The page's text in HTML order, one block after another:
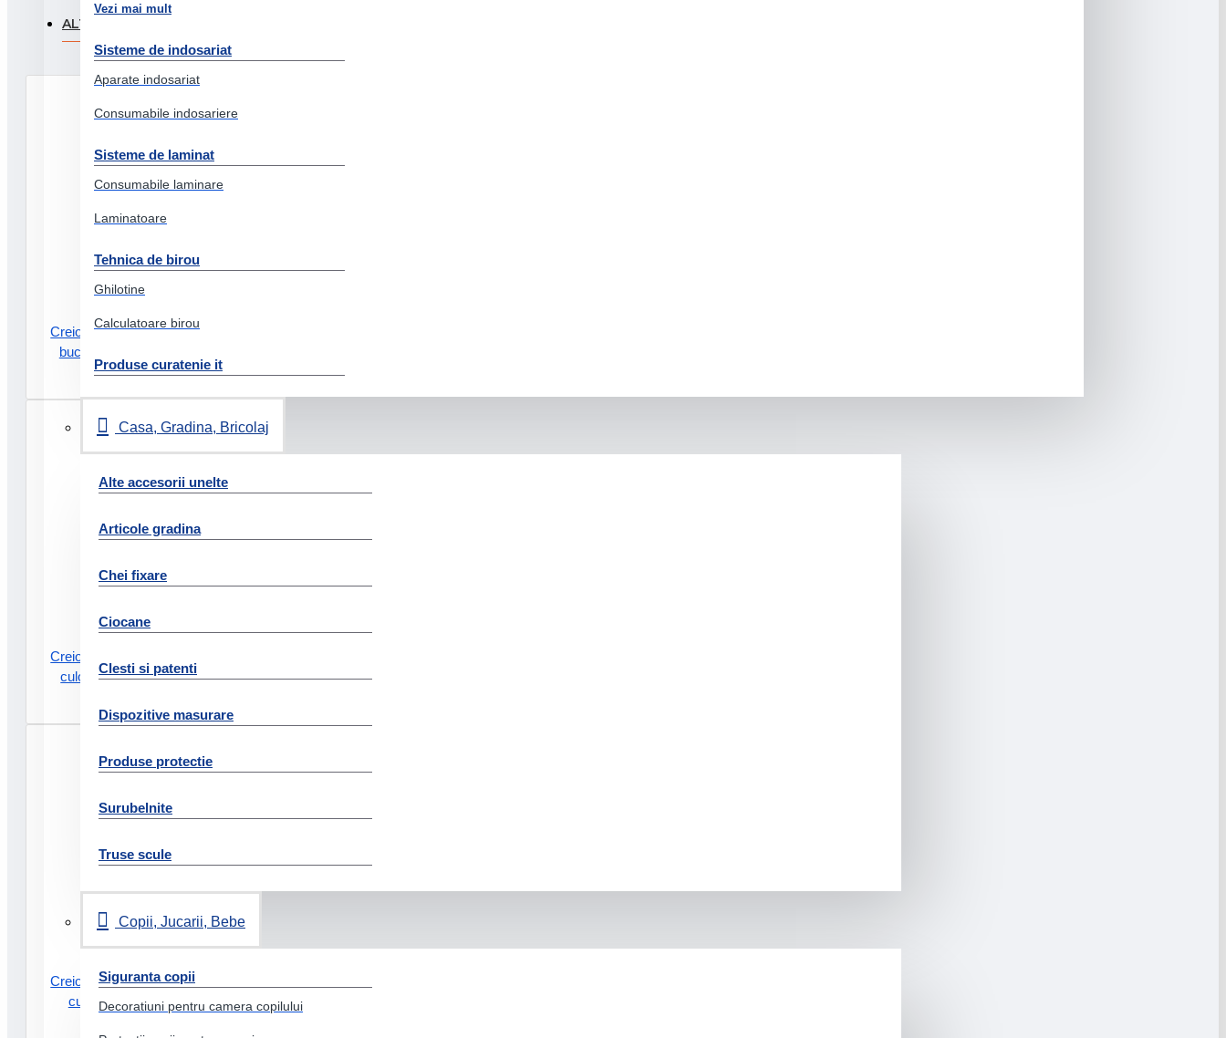
Vezi mai mult
Sisteme de indosariat
Aparate indosariat
Consumabile indosariere
Sisteme de laminat
Consumabile laminare
Laminatoare
Tehnica de birou
Ghilotine
Calculatoare birou
Produse curatenie it
Casa, Gradina, Bricolaj
Alte accesorii unelte
Articole gradina
Chei fixare
Ciocane
Clesti si patenti
Dispozitive masurare
Produse protectie
Surubelnite
Truse scule
Copii, Jucarii, Bebe
Siguranta copii
Decoratiuni pentru camera copilului
ALTI CLIENTI AU FOST INTERESATI SI DE:
Creioane colorate acuarela 12
buc + pensula faber-castell
17.29 Lei
Creioane colorate acuarela 12
culori a. durer faber-castell
Creioane colorate acuarela 12
culori derwent academy